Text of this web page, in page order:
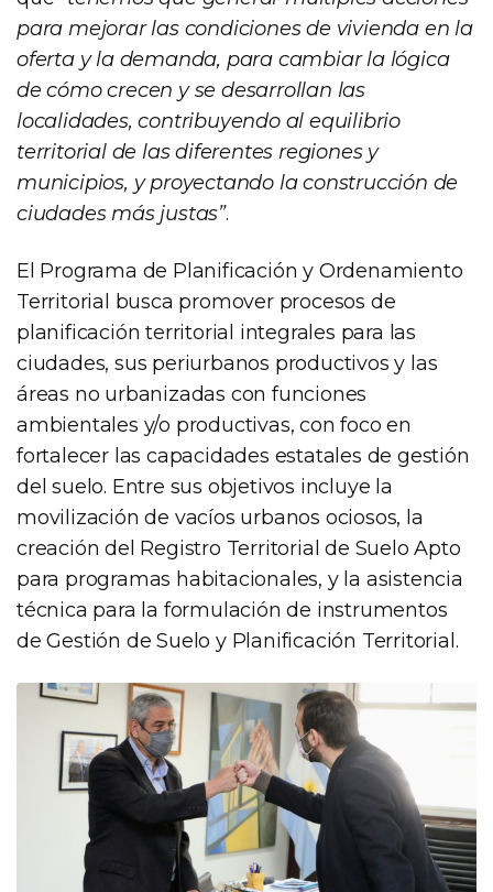
para mejorar las condiciones de vivienda en la
oferta y la demanda, para cambiar la lógica
de cómo crecen y se desarrollan las
localidades, contribuyendo al equilibrio
territorial de las diferentes regiones y
municipios, y proyectando la construcción de
ciudades más justas”.
El Programa de Planificación y Ordenamiento
Territorial busca promover procesos de
planificación territorial integrales para las
ciudades, sus periurbanos productivos y las
áreas no urbanizadas con funciones
ambientales y/o productivas, con foco en
fortalecer las capacidades estatales de gestión
del suelo. Entre sus objetivos incluye la
movilización de vacíos urbanos ociosos, la
creación del Registro Territorial de Suelo Apto
para programas habitacionales, y la asistencia
técnica para la formulación de instrumentos
de Gestión de Suelo y Planificación Territorial.